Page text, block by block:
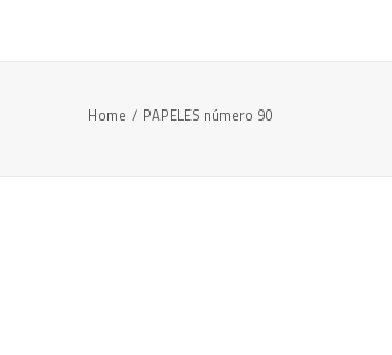
Home PAPELES número 90